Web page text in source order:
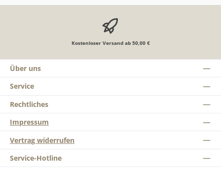
Kostenloser Versand ab 50,00 €
Über uns
Service
Rechtliches
Impressum
Vertrag widerrufen
Service-Hotline